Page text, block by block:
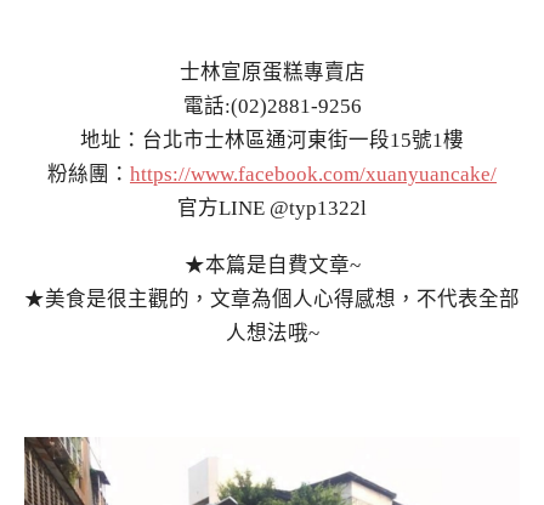
士林宣原蛋糕專賣店
電話:(02)2881-9256
地址：台北市士林區通河東街一段15號1樓
粉絲團： https://www.facebook.com/xuanyuancake/
官方LINE @typ1322l
★本篇是自費文章~
★美食是很主觀的，文章為個人心得感想，不代表全部
人想法哦~